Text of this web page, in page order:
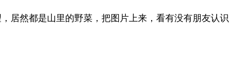
居然都是山里的野菜，把图片上来，看有没有朋友认识